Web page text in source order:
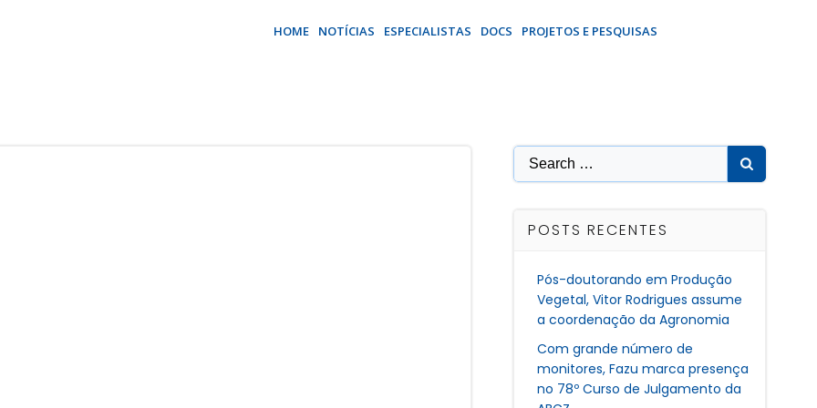
HOME NOTÍCIAS ESPECIALISTAS DOCS PROJETOS E PESQUISAS
Search
for:
POSTS RECENTES
Pós-doutorando em Produção
Vegetal, Vitor Rodrigues assume
a coordenação da Agronomia
Com grande número de
monitores, Fazu marca presença
no 78º Curso de Julgamento da